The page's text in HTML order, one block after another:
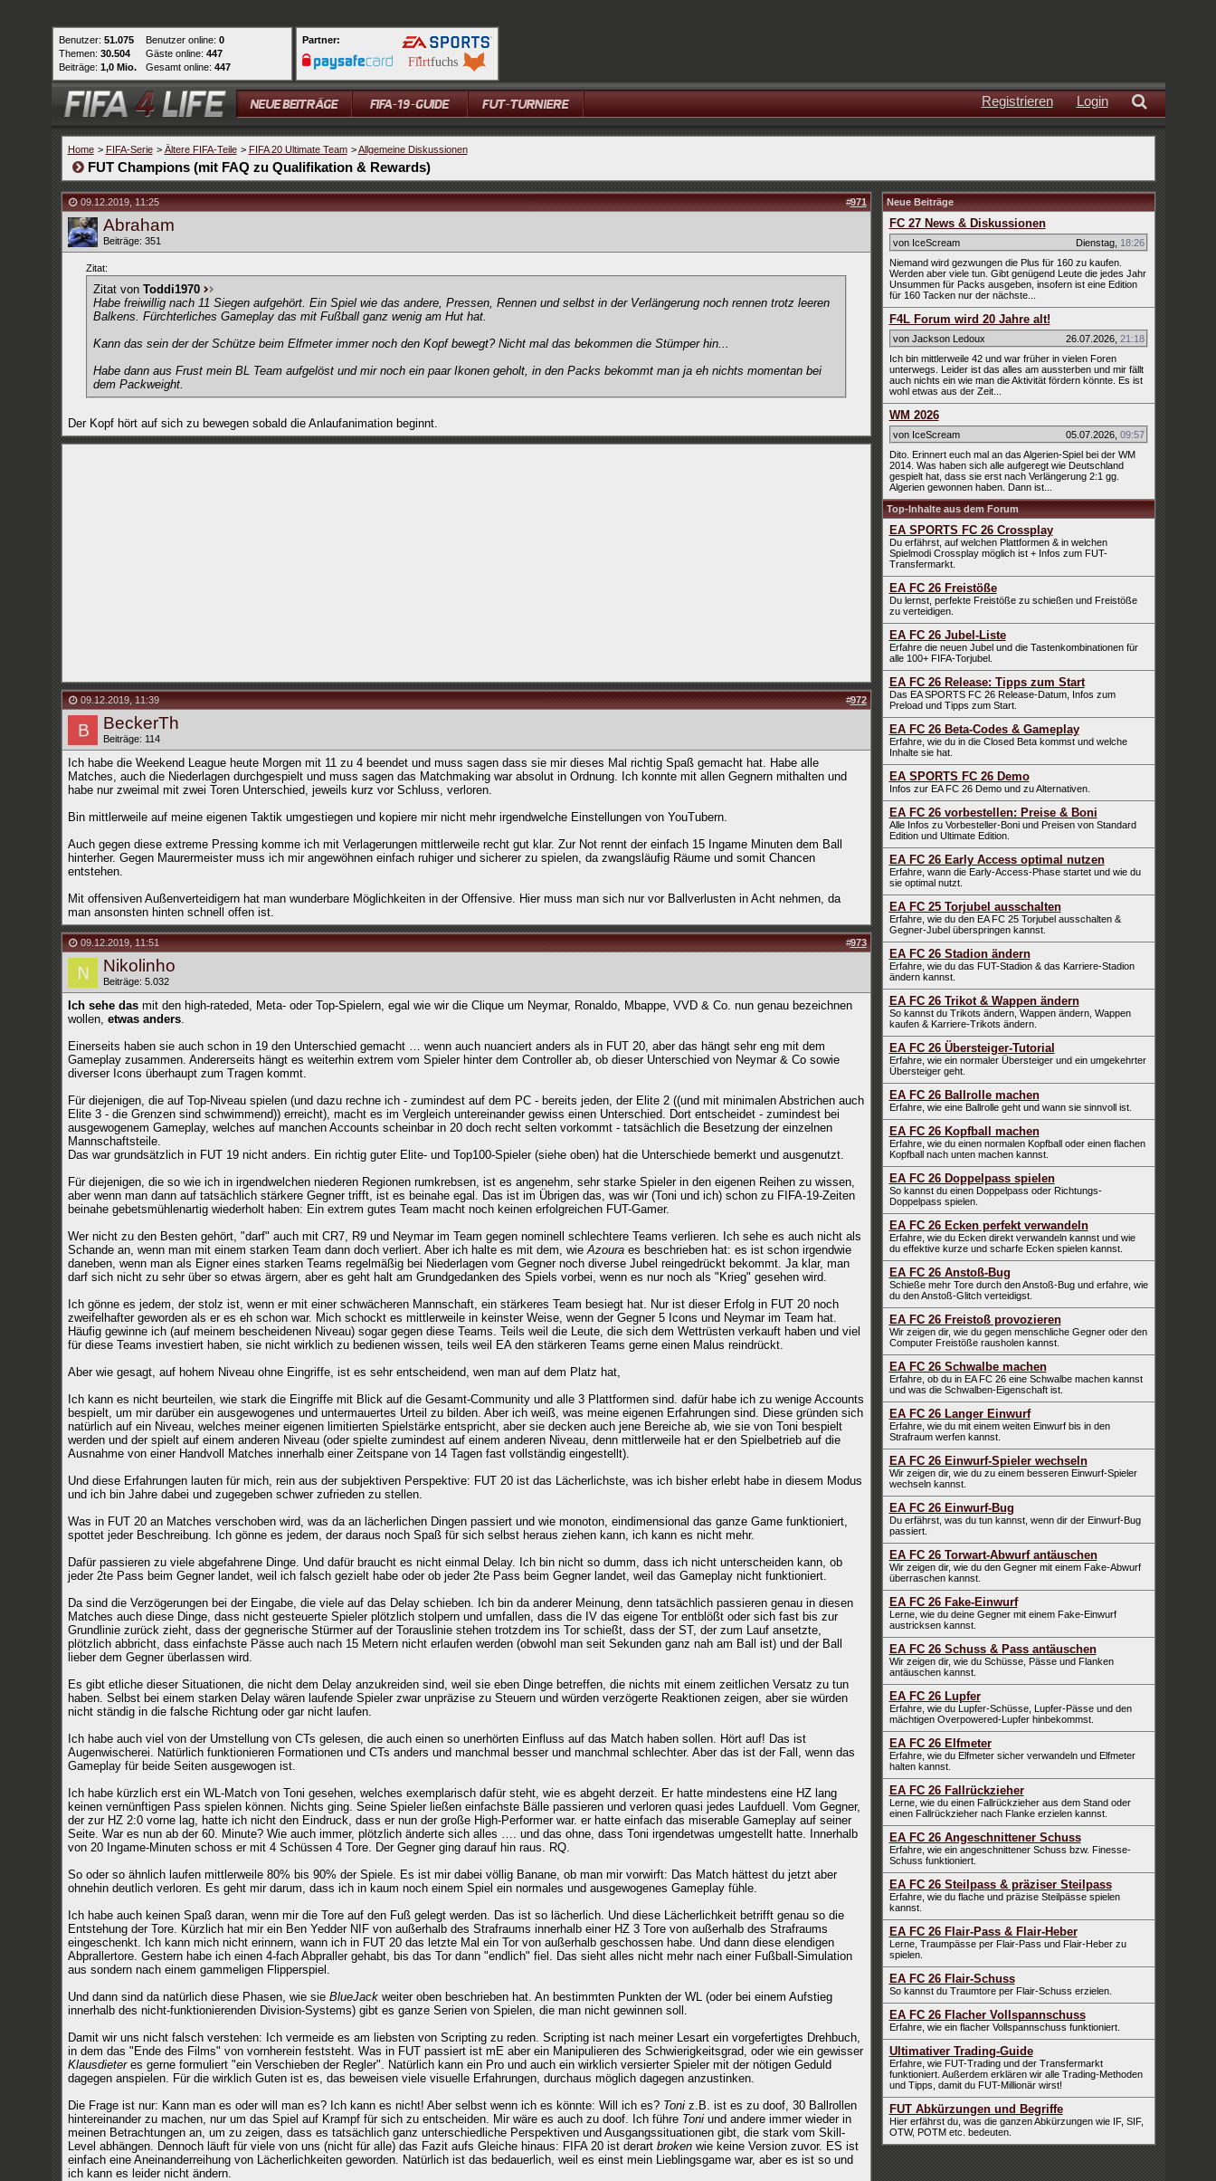
Benutzer: 51.075
Themen: 30.504
Beiträge: 1,0 Mio.
Benutzer online: 0
Gäste online: 447
Gesamt online: 447
Partner:
Login
Registrieren
Home > FIFA-Serie > Ältere FIFA-Teile > FIFA 20 Ultimate Team >Allgemeine Diskussionen
FUT Champions (mit FAQ zu Qualifikation & Rewards)
09.12.2019,11:25 #971
Abraham
Beiträge: 351
Zitat:
Zitat von Toddi1970
Habe freiwillig nach 11 Siegen aufgehört. Ein Spiel wie das andere, Pressen, Rennen und selbst in der Verlängerung noch rennen trotz leeren
Balkens. Fürchterliches Gameplay das mit Fußball ganz wenig am Hut hat.
Kann das sein der der Schütze beim Elfmeter immer noch den Kopf bewegt? Nicht mal das bekommen die Stümper hin...
Habe dann aus Frust mein BL Team aufgelöst und mir noch ein paar Ikonen geholt, in den Packs bekommt man ja eh nichts momentan bei
dem Packweight.
Der Kopf hört auf sich zu bewegen sobald die Anlaufanimation beginnt.
09.12.2019,11:39 #972
BeckerTh
Beiträge: 114
Ich habe die Weekend League heute Morgen mit 11 zu 4 beendet und muss sagen dass sie mir dieses Mal richtig Spaß gemacht hat. Habe alle
Matches, auch die Niederlagen durchgespielt und muss sagen das Matchmaking war absolut in Ordnung. Ich konnte mit allen Gegnern mithalten und
habe nur zweimal mit zwei Toren Unterschied, jeweils kurz vor Schluss, verloren.
Bin mittlerweile auf meine eigenen Taktik umgestiegen und kopiere mir nicht mehr irgendwelche Einstellungen von YouTubern.
Auch gegen diese extreme Pressing komme ich mit Verlagerungen mittlerweile recht gut klar. Zur Not rennt der einfach 15 Ingame Minuten dem Ball
hinterher. Gegen Maurermeister muss ich mir angewöhnen einfach ruhiger und sicherer zu spielen, da zwangsläufig Räume und somit Chancen
entstehen.
Mit offensiven Außenverteidigern hat man wunderbare Möglichkeiten in der Offensive. Hier muss man sich nur vor Ballverlusten in Acht nehmen, da
man ansonsten hinten schnell offen ist.
09.12.2019,11:51 #973
Nikolinho
Beiträge: 5.032
Ich sehe dasmit den high-rateded, Meta- oder Top-Spielern, egal wie wir die Clique um Neymar, Ronaldo, Mbappe, VVD & Co. nun genau bezeichnen
wollen, etwas anders.
Einerseits haben sie auch schon in 19 den Unterschied gemacht … wenn auch nuanciert anders als in FUT 20, aber das hängt sehr eng mit dem
Gameplay zusammen. Andererseits hängt es weiterhin extrem vom Spieler hinter dem Controller ab, ob dieser Unterschied von Neymar & Co sowie
diverser Icons überhaupt zum Tragen kommt.
Für diejenigen, die auf Top-Niveau spielen (und dazu rechne ich - zumindest auf dem PC - bereits jeden, der Elite 2 ((und mit minimalen Abstrichen auch
Elite 3 - die Grenzen sind schwimmend)) erreicht), macht es im Vergleich untereinander gewiss einen Unterschied. Dort entscheidet - zumindest bei
ausgewogenem Gameplay, welches auf manchen Accounts scheinbar in 20 doch recht selten vorkommt - tatsächlich die Besetzung der einzelnen
Mannschaftsteile.
Das war grundsätzlich in FUT 19 nicht anders. Ein richtig guter Elite- und Top100-Spieler (siehe oben) hat die Unterschiede bemerkt und ausgenutzt.
Für diejenigen, die so wie ich in irgendwelchen niederen Regionen rumkrebsen, ist es angenehm, sehr starke Spieler in den eigenen Reihen zu wissen,
aber wenn man dann auf tatsächlich stärkere Gegner trifft, ist es beinahe egal. Das ist im Übrigen das, was wir (Toni und ich) schon zu FIFA-19-Zeiten
beinahe gebetsmühlenartig wiederholt haben: Ein extrem gutes Team macht noch keinen erfolgreichen FUT-Gamer.
Wer nicht zu den Besten gehört, "darf" auch mit CR7, R9 und Neymar im Team gegen nominell schlechtere Teams verlieren. Ich sehe es auch nicht als
Schande an, wenn man mit einem starken Team dann doch verliert. Aber ich halte es mit dem, wieAzouraes beschrieben hat: es ist schon irgendwie
daneben, wenn man als Eigner eines starken Teams regelmäßig bei Niederlagen vom Gegner noch diverse Jubel reingedrückt bekommt. Ja klar, man
darf sich nicht zu sehr über so etwas ärgern, aber es geht halt am Grundgedanken des Spiels vorbei, wenn es nur noch als "Krieg" gesehen wird.
Ich gönne es jedem, der stolz ist, wenn er mit einer schwächeren Mannschaft, ein stärkeres Team besiegt hat. Nur ist dieser Erfolg in FUT 20 noch
zweifelhafter geworden als er es eh schon war. Mich schockt es mittlerweile in keinster Weise, wenn der Gegner 5 Icons und Neymar im Team hat.
Häufig gewinne ich (auf meinem bescheidenen Niveau) sogar gegen diese Teams. Teils weil die Leute, die sich dem Wettrüsten verkauft haben und viel
für diese Teams investiert haben, sie nicht wirklich zu bedienen wissen, teils weil EA den stärkeren Teams gerne einen Malus reindrückt.
Aber wie gesagt, auf hohem Niveau ohne Eingriffe, ist es sehr entscheidend, wen man auf dem Platz hat,
Ich kann es nicht beurteilen, wie stark die Eingriffe mit Blick auf die Gesamt-Community und alle 3 Plattformen sind. dafür habe ich zu wenige Accounts
bespielt, um mir darüber ein ausgewogenes und untermauertes Urteil zu bilden. Aber ich weiß, was meine eigenen Erfahrungen sind. Diese gründen sich
natürlich auf ein Niveau, welches meiner eigenen limitierten Spielstärke entspricht, aber sie decken auch jene Bereiche ab, wie sie von Toni bespielt
werden und der spielt auf einem anderen Niveau (oder spielte zumindest auf einem anderen Niveau, denn mittlerweile hat er den Spielbetrieb auf die
Ausnahme von einer Handvoll Matches innerhalb einer Zeitspane von 14 Tagen fast vollständig eingestellt).
Und diese Erfahrungen lauten für mich, rein aus der subjektiven Perspektive: FUT 20 ist das Lächerlichste, was ich bisher erlebt habe in diesem Modus
und ich bin Jahre dabei und zugegeben schwer zufrieden zu stellen.
Was in FUT 20 an Matches verschoben wird, was da an lächerlichen Dingen passiert und wie monoton, eindimensional das ganze Game funktioniert,
spottet jeder Beschreibung. Ich gönne es jedem, der daraus noch Spaß für sich selbst heraus ziehen kann, ich kann es nicht mehr.
Dafür passieren zu viele abgefahrene Dinge. Und dafür braucht es nicht einmal Delay. Ich bin nicht so dumm, dass ich nicht unterscheiden kann, ob
jeder 2te Pass beim Gegner landet, weil ich falsch gezielt habe oder ob jeder 2te Pass beim Gegner landet, weil das Gameplay nicht funktioniert.
Da sind die Verzögerungen bei der Eingabe, die viele auf das Delay schieben. Ich bin da anderer Meinung, denn tatsächlich passieren genau in diesen
Matches auch diese Dinge, dass nicht gesteuerte Spieler plötzlich stolpern und umfallen, dass die IV das eigene Tor entblößt oder sich fast bis zur
Grundlinie zurück zieht, dass der gegnerische Stürmer auf der Torauslinie stehen trotzdem ins Tor schießt, dass der ST, der zum Lauf ansetzte,
plötzlich abbricht, dass einfachste Pässe auch nach 15 Metern nicht erlaufen werden (obwohl man seit Sekunden ganz nah am Ball ist) und der Ball
lieber dem Gegner überlassen wird.
Es gibt etliche dieser Situationen, die nicht dem Delay anzukreiden sind, weil sie eben Dinge betreffen, die nichts mit einem zeitlichen Versatz zu tun
haben. Selbst bei einem starken Delay wären laufende Spieler zwar unpräzise zu Steuern und würden verzögerte Reaktionen zeigen, aber sie würden
nicht ständig in die falsche Richtung oder gar nicht laufen.
Ich habe auch viel von der Umstellung von CTs gelesen, die auch einen so unerhörten Einfluss auf das Match haben sollen. Hört auf! Das ist
Augenwischerei. Natürlich funktionieren Formationen und CTs anders und manchmal besser und manchmal schlechter. Aber das ist der Fall, wenn das
Gameplay für beide Seiten ausgewogen ist.
Ich habe kürzlich erst ein WL-Match von Toni gesehen, welches exemplarisch dafür steht, wie es abgeht derzeit. Er hatte mindestens eine HZ lang
keinen vernünftigen Pass spielen können. Nichts ging. Seine Spieler ließen einfachste Bälle passieren und verloren quasi jedes Laufduell. Vom Gegner,
der zur HZ 2:0 vorne lag, hatte ich nicht den Eindruck, dass er nun der große High-Performer war. er hatte einfach das miserable Gameplay auf seiner
Seite. War es nun ab der 60. Minute? Wie auch immer, plötzlich änderte sich alles …. und das ohne, dass Toni irgendetwas umgestellt hatte. Innerhalb
von 20 Ingame-Minuten schoss er mit 4 Schüssen 4 Tore. Der Gegner ging darauf hin raus. RQ.
So oder so ähnlich laufen mittlerweile 80% bis 90% der Spiele. Es ist mir dabei völlig Banane, ob man mir vorwirft: Das Match hättest du jetzt aber
ohnehin deutlich verloren. Es geht mir darum, dass ich in kaum noch einem Spiel ein normales und ausgewogenes Gameplay fühle.
Ich habe auch keinen Spaß daran, wenn mir die Tore auf den Fuß gelegt werden. Das ist so lächerlich. Und diese Lächerlichkeit betrifft genau so die
Entstehung der Tore. Kürzlich hat mir ein Ben Yedder NIF von außerhalb des Strafraums innerhalb einer HZ 3 Tore von außerhalb des Strafraums
eingeschenkt. Ich kann mich nicht erinnern, wann ich in FUT 20 das letzte Mal ein Tor von außerhalb geschossen habe. Und dann diese elendigen
Abprallertore. Gestern habe ich einen 4-fach Abpraller gehabt, bis das Tor dann "endlich" fiel. Das sieht alles nicht mehr nach einer Fußball-Simulation
aus sondern nach einem gammeligen Flipperspiel.
Und dann sind da natürlich diese Phasen, wie sie BlueJackweiter oben beschrieben hat. An bestimmten Punkten der WL (oder bei einem Aufstieg
innerhalb des nicht-funktionierenden Division-Systems) gibt es ganze Serien von Spielen, die man nicht gewinnen soll.
Damit wir uns nicht falsch verstehen: Ich vermeide es am liebsten von Scripting zu reden. Scripting ist nach meiner Lesart ein vorgefertigtes Drehbuch,
in dem das "Ende des Films" von vornherein feststeht. Was in FUT passiert ist mE aber ein Manipulieren des Schwierigkeitsgrad, oder wie ein gewisser
Klausdieteres gerne formuliert "ein Verschieben der Regler". Natürlich kann ein Pro und auch ein wirklich versierter Spieler mit der nötigen Geduld
dagegen anspielen. Für die wirklich Guten ist es, das beweisen viele visuelle Erfahrungen, durchaus möglich dagegen anzustinken.
Die Frage ist nur: Kann man es oder will man es? Ich kann es nicht! Aber selbst wenn ich es könnte: Will ich es? Toniz.B. ist es zu doof, 30 Ballrollen
hintereinander zu machen, nur um das Spiel auf Krampf für sich zu entscheiden. Mir wäre es auch zu doof. Ich führe Toniund andere immer wieder in
meinen Betrachtungen an, um zu zeigen, dass es tatsächlich ganz unterschiedliche Perspektiven und Ausgangssituationen gibt, die stark vom Skill-
Level abhängen. Dennoch läuft für viele von uns (nicht für alle) das Fazit aufs Gleiche hinaus: FIFA 20 ist derart brokenwie keine Version zuvor. ES ist
einfach eine Aneinanderreihung von Lächerlichkeiten geworden. Natürlich ist das bedauerlich, weil es einst mein Lieblingsgame war, aber es ist so und
ich kann es leider nicht ändern.
Neue Beiträge
FC 27 News & Diskussionen
von IceScream Dienstag, 18:26
Niemand wird gezwungen die Plus für 160 zu kaufen.
Werden aber viele tun. Gibt genügend Leute die jedes Jahr
Unsummen für Packs ausgeben, insofern ist eine Edition
für 160 Tacken nur der nächste...
F4L Forum wird 20 Jahre alt!
von Jackson Ledoux 26.07.2026, 21:18
Ich bin mittlerweile 42 und war früher in vielen Foren
unterwegs. Leider ist das alles am aussterben und mir fällt
auch nichts ein wie man die Aktivität fördern könnte. Es ist
wohl etwas aus der Zeit...
WM 2026
von IceScream 05.07.2026, 09:57
Dito. Erinnert euch mal an das Algerien-Spiel bei der WM
2014. Was haben sich alle aufgeregt wie Deutschland
gespielt hat, dass sie erst nach Verlängerung 2:1 gg.
Algerien gewonnen haben. Dann ist...
Top-Inhalte aus dem Forum
EA SPORTS FC 26 Crossplay
Du erfährst, auf welchen Plattformen & in welchen
Spielmodi Crossplay möglich ist + Infos zum FUT-
Transfermarkt.
EA FC 26 Freistöße
Du lernst, perfekte Freistöße zu schießen und Freistöße
zu verteidigen.
EA FC 26 Jubel-Liste
Erfahre die neuen Jubel und die Tastenkombinationen für
alle 100+ FIFA-Torjubel.
EA FC 26 Release: Tipps zum Start
Das EA SPORTS FC 26 Release-Datum, Infos zum
Preload und Tipps zum Start.
EA FC 26 Beta-Codes & Gameplay
Erfahre, wie du in die Closed Beta kommst und welche
Inhalte sie hat.
EA SPORTS FC 26 Demo
Infos zur EA FC 26 Demo und zu Alternativen.
EA FC 26 vorbestellen: Preise & Boni
Alle Infos zu Vorbesteller-Boni und Preisen von Standard
Edition und Ultimate Edition.
EA FC 26 Early Access optimal nutzen
Erfahre, wann die Early-Access-Phase startet und wie du
sie optimal nutzt.
EA FC 25 Torjubel ausschalten
Erfahre, wie du den EA FC 25 Torjubel ausschalten &
Gegner-Jubel überspringen kannst.
EA FC 26 Stadion ändern
Erfahre, wie du das FUT-Stadion & das Karriere-Stadion
ändern kannst.
EA FC 26 Trikot & Wappen ändern
So kannst du Trikots ändern, Wappen ändern, Wappen
kaufen & Karriere-Trikots ändern.
EA FC 26 Übersteiger-Tutorial
Erfahre, wie ein normaler Übersteiger und ein umgekehrter
Übersteiger geht.
EA FC 26 Ballrolle machen
Erfahre, wie eine Ballrolle geht und wann sie sinnvoll ist.
EA FC 26 Kopfball machen
Erfahre, wie du einen normalen Kopfball oder einen flachen
Kopfball nach unten machen kannst.
EA FC 26 Doppelpass spielen
So kannst du einen Doppelpass oder Richtungs-
Doppelpass spielen.
EA FC 26 Ecken perfekt verwandeln
Erfahre, wie du Ecken direkt verwandeln kannst und wie
du effektive kurze und scharfe Ecken spielen kannst.
EA FC 26 Anstoß-Bug
Schieße mehr Tore durch den Anstoß-Bug und erfahre, wie
du den Anstoß-Glitch verteidigst.
EA FC 26 Freistoß provozieren
Wir zeigen dir, wie du gegen menschliche Gegner oder den
Computer Freistöße rausholen kannst.
EA FC 26 Schwalbe machen
Erfahre, ob du in EA FC 26 eine Schwalbe machen kannst
und was die Schwalben-Eigenschaft ist.
EA FC 26 Langer Einwurf
Erfahre, wie du mit einem weiten Einwurf bis in den
Strafraum werfen kannst.
EA FC 26 Einwurf-Spieler wechseln
Wir zeigen dir, wie du zu einem besseren Einwurf-Spieler
wechseln kannst.
EA FC 26 Einwurf-Bug
Du erfährst, was du tun kannst, wenn dir der Einwurf-Bug
passiert.
EA FC 26 Torwart-Abwurf antäuschen
Wir zeigen dir, wie du den Gegner mit einem Fake-Abwurf
überraschen kannst.
EA FC 26 Fake-Einwurf
Lerne, wie du deine Gegner mit einem Fake-Einwurf
austricksen kannst.
EA FC 26 Schuss & Pass antäuschen
Wir zeigen dir, wie du Schüsse, Pässe und Flanken
antäuschen kannst.
EA FC 26 Lupfer
Erfahre, wie du Lupfer-Schüsse, Lupfer-Pässe und den
mächtigen Overpowered-Lupfer hinbekommst.
EA FC 26 Elfmeter
Erfahre, wie du Elfmeter sicher verwandeln und Elfmeter
halten kannst.
EA FC 26 Fallrückzieher
Lerne, wie du einen Fallrückzieher aus dem Stand oder
einen Fallrückzieher nach Flanke erzielen kannst.
EA FC 26 Angeschnittener Schuss
Erfahre, wie ein angeschnittener Schuss bzw. Finesse-
Schuss funktioniert.
EA FC 26 Steilpass & präziser Steilpass
Erfahre, wie du flache und präzise Steilpässe spielen
kannst.
EA FC 26 Flair-Pass & Flair-Heber
Lerne, Traumpässe per Flair-Pass und Flair-Heber zu
spielen.
EA FC 26 Flair-Schuss
So kannst du Traumtore per Flair-Schuss erzielen.
EA FC 26 Flacher Vollspannschuss
Erfahre, wie ein flacher Vollspannschuss funktioniert.
Ultimativer Trading-Guide
Erfahre, wie FUT-Trading und der Transfermarkt
funktioniert. Außerdem erklären wir alle Trading-Methoden
und Tipps, damit du FUT-Millionär wirst!
FUT Abkürzungen und Begriffe
Hier erfährst du, was die ganzen Abkürzungen wie IF, SIF,
OTW, POTM etc. bedeuten.